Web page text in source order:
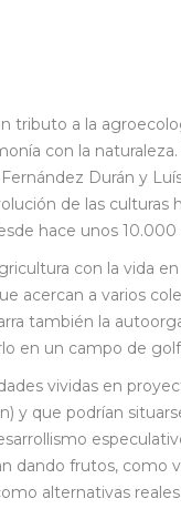
tributo a la
con la
Durán y
de las culturas
hace unos 10.000
con la vida
acercan a varios
también la
en un campo de
vividas en
y que podrían
dando frutos, como
alternativas